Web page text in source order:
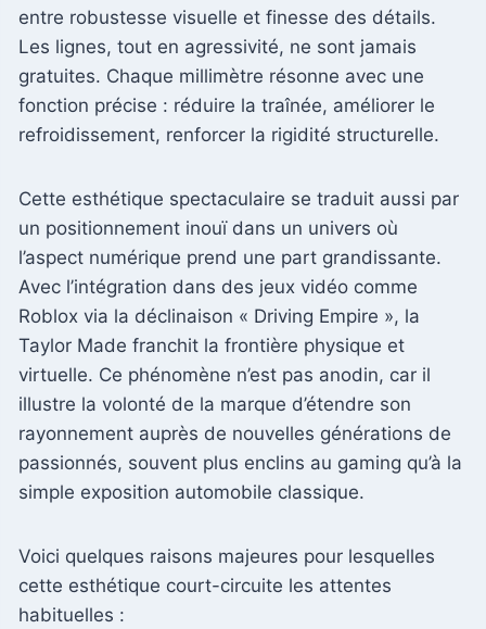
entre robustesse visuelle et finesse des détails.
Les lignes, tout en agressivité, ne sont jamais
gratuites. Chaque millimètre résonne avec une
fonction précise : réduire la traînée, améliorer le
refroidissement, renforcer la rigidité structurelle.
Cette esthétique spectaculaire se traduit aussi par
un positionnement inouï dans un univers où
l’aspect numérique prend une part grandissante.
Avec l’intégration dans des jeux vidéo comme
Roblox via la déclinaison « Driving Empire », la
Taylor Made franchit la frontière physique et
virtuelle. Ce phénomène n’est pas anodin, car il
illustre la volonté de la marque d’étendre son
rayonnement auprès de nouvelles générations de
passionnés, souvent plus enclins au gaming qu’à la
simple exposition automobile classique.
Voici quelques raisons majeures pour lesquelles
cette esthétique court-circuite les attentes
habituelles :